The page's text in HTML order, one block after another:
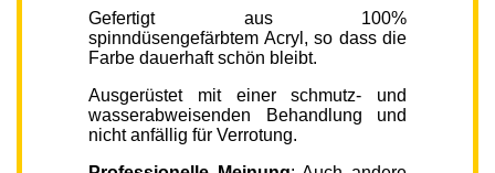
Gefertigt aus 100%
spinndüsengefärbtem Acryl, so dass die
Farbe dauerhaft schön bleibt.
Ausgerüstet mit einer schmutz- und
wasserabweisenden Behandlung und
nicht anfällig für Verrotung.